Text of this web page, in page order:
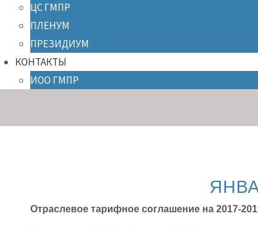
ЦС ГМПР
ПЛЕНУМ
ПРЕЗИДИУМ
КОНТАКТЫ
ИОО ГМПР
Отраслевое тарифное соглашение на 2017-